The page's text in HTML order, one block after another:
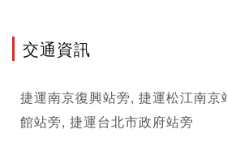
交通資訊
捷運南京復興站旁, 捷運松江南京
館站旁, 捷運台北市政府站旁